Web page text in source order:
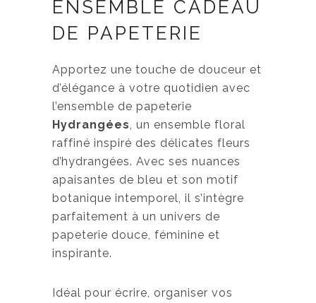
ENSEMBLE CADEAU
DE PAPETERIE
Apportez une touche de douceur et
d’élégance à votre quotidien avec
l’ensemble de papeterie
Hydrangées, un ensemble floral
raffiné inspiré des délicates fleurs
d’hydrangées. Avec ses nuances
apaisantes de bleu et son motif
botanique intemporel, il s’intègre
parfaitement à un univers de
papeterie douce, féminine et
inspirante.
Idéal pour écrire, organiser vos